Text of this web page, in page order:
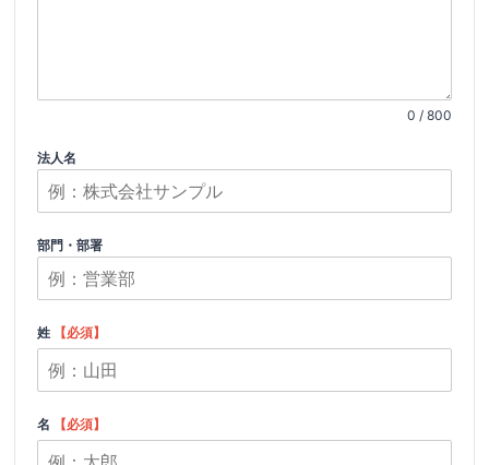
0 / 800
法人名
部門・部署
姓
名